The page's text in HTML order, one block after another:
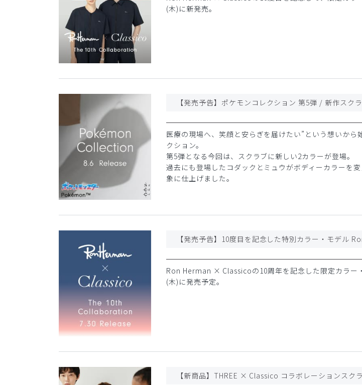
(木)に新発売。
医療の現場へ、笑顔と安らぎを届けたい”という想いから
クション。
第5弾となる今回は、スクラブに新しい2カラーが登場。
過去にも登場したコダックとミュウがボディーカラーを
象に仕上げました。
Ron Herman × Classicoの10周年を記念した限定カラー
(木)に発売予定。
【新商品】THREE × Classico コラボレーションスク